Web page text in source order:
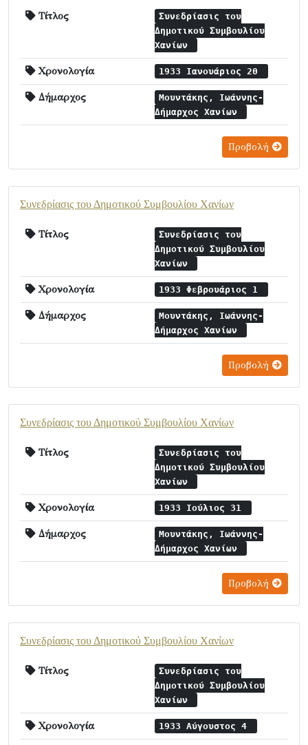
Τίτλος
Συνεδρίασις του
Δημοτικού Συμβουλίου
Χανίων
Χρονολογία 1933 Ιανουάριος 20
Δήμαρχος
Μουντάκης, Ιωάννης-
Δήμαρχος Χανίων
Προβολή
Συνεδρίασις του Δημοτικού Συμβουλίου Χανίων
Τίτλος
Συνεδρίασις του
Δημοτικού Συμβουλίου
Χανίων
Χρονολογία 1933 Φεβρουάριος 1
Δήμαρχος
Μουντάκης, Ιωάννης-
Δήμαρχος Χανίων
Προβολή
Συνεδρίασις του Δημοτικού Συμβουλίου Χανίων
Τίτλος
Συνεδρίασις του
Δημοτικού Συμβουλίου
Χανίων
Χρονολογία 1933 Ιούλιος 31
Δήμαρχος
Μουντάκης, Ιωάννης-
Δήμαρχος Χανίων
Προβολή
Συνεδρίασις του Δημοτικού Συμβουλίου Χανίων
Τίτλος
Συνεδρίασις του
Δημοτικού Συμβουλίου
Χανίων
Χρονολογία 1933 Αύγουστος 4